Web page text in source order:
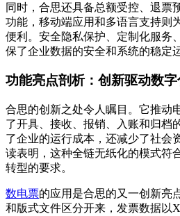
同时，合思还具备总额受控、退票
功能，移动端应用和多语言支持则
便利。安全隐私保护、定制化服务
保了企业数据的安全和系统的稳定
功能亮点剖析：创新驱动数字
合思的创新之处令人瞩目。它推动
了开具、接收、报销、入账和归档
了企业的运行成本，还减少了社会
读表明，这种全链无纸化的模式符
转型的要求。
数电票的应用是合思的又一创新亮点
和版式文件区分开来，发票数据以